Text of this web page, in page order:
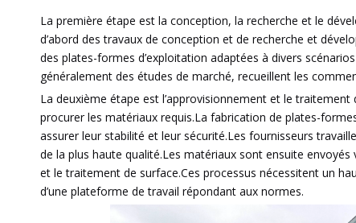
La première étape est la conception, la recherche et le
d’abord des travaux de conception et de recherche et
des plates-formes d’exploitation adaptées à divers
généralement des études de marché, recueillent les
La deuxième étape est l’approvisionnement et le
procurer les matériaux requis.La fabrication de plates-
assurer leur stabilité et leur sécurité.Les fournisseurs
de la plus haute qualité.Les matériaux sont ensuite
et le traitement de surface.Ces processus nécessitent un
d’une plateforme de travail répondant aux normes.